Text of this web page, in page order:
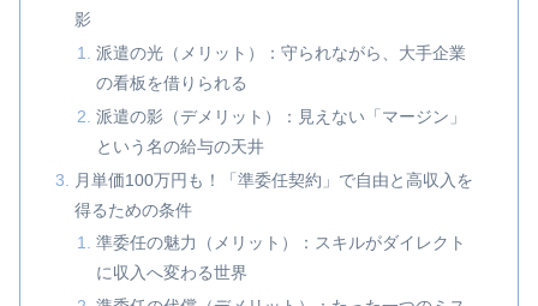
影
派遣の光（メリット）：守られながら、大手企業
の看板を借りられる
派遣の影（デメリット）：見えない「マージン」
という名の給与の天井
月単価100万円も！「準委任契約」で自由と高収入を
得るための条件
準委任の魅力（メリット）：スキルがダイレクト
に収入へ変わる世界